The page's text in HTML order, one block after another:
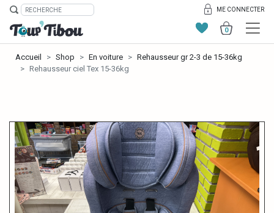
ME CONNECTER
0
Accueil Shop En voiture
Rehausseur gr 2-3 de 15-36kg
Rehausseur ciel Tex 15-36kg